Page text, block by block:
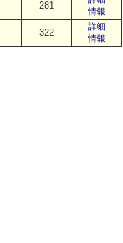
281
情報
322
詳細
情報